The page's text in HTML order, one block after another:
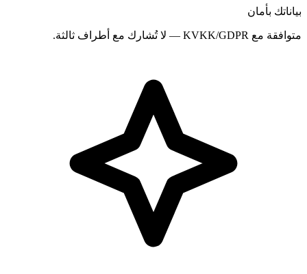
بياناتك بأمان
متوافقة مع KVKK/GDPR — لا تُشارك مع أطراف ثالثة.